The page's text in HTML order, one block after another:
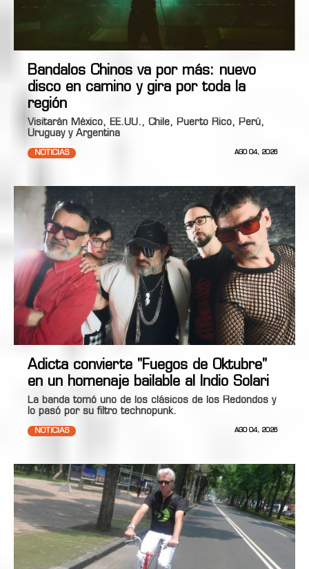
Bandalos Chinos va por más: nuevo
disco en camino y gira por toda la
región
Visitarán México, EE.UU., Chile, Puerto Rico, Perú,
Uruguay y Argentina
NOTICIAS AGO 04, 2026
Adicta convierte "Fuegos de Oktubre"
en un homenaje bailable al Indio Solari
La banda tomó uno de los clásicos de los Redondos y
lo pasó por su filtro technopunk.
NOTICIAS AGO 04, 2026